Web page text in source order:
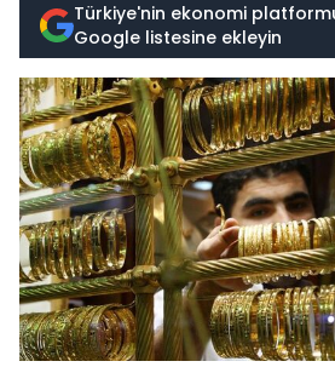
Türkiye'nin ekonomi
Google listesine ekleyin